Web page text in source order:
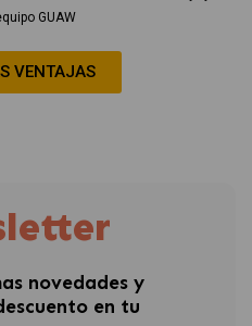
GUAW
VENTAJAS
novedades y
en tu